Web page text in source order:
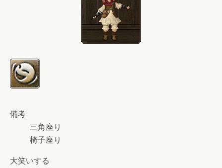
備考
三角座り
椅子座り
大笑いする